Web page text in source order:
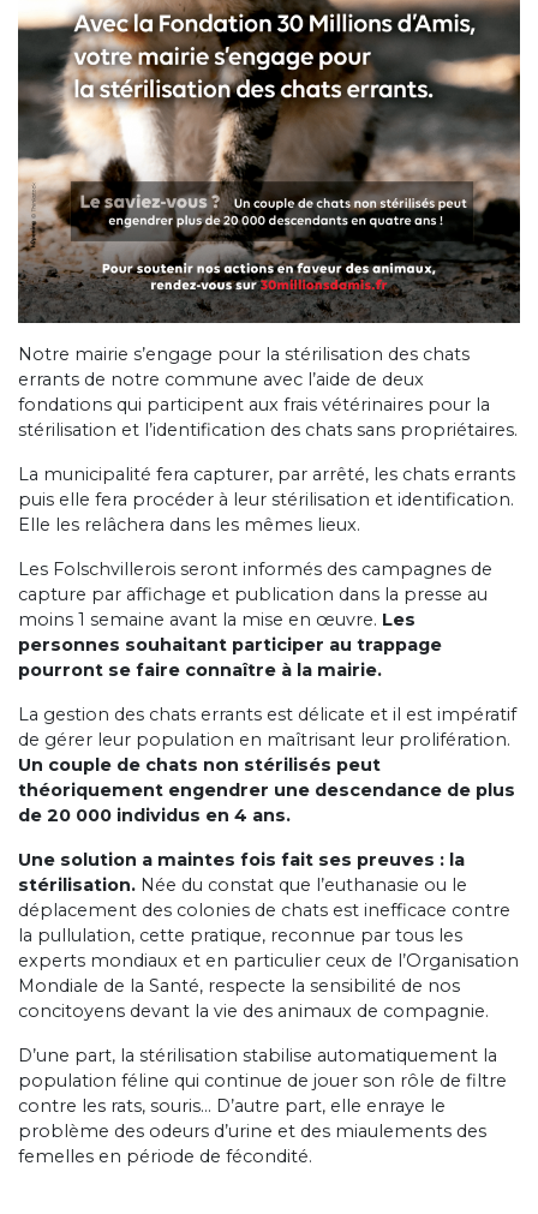
Notre mairie s’engage pour la stérilisation des chats
errants de notre commune avec l’aide de deux
fondations qui participent aux frais vétérinaires pour la
stérilisation et l’identification des chats sans propriétaires.
La municipalité fera capturer, par arrêté, les chats errants
puis elle fera procéder à leur stérilisation et identification.
Elle les relâchera dans les mêmes lieux.
Les Folschvillerois seront informés des campagnes de
capture par affichage et publication dans la presse au
moins 1 semaine avant la mise en œuvre. Les
personnes souhaitant participer au trappage
pourront se faire connaître à la mairie.
La gestion des chats errants est délicate et il est impératif
de gérer leur population en maîtrisant leur prolifération.
Un couple de chats non stérilisés peut
théoriquement engendrer une descendance de plus
de 20 000 individus en 4 ans.
Une solution a maintes fois fait ses preuves : la
stérilisation. Née du constat que l’euthanasie ou le
déplacement des colonies de chats est inefficace contre
la pullulation, cette pratique, reconnue par tous les
experts mondiaux et en particulier ceux de l’Organisation
Mondiale de la Santé, respecte la sensibilité de nos
concitoyens devant la vie des animaux de compagnie.
D’une part, la stérilisation stabilise automatiquement la
population féline qui continue de jouer son rôle de filtre
contre les rats, souris… D’autre part, elle enraye le
problème des odeurs d’urine et des miaulements des
femelles en période de fécondité.